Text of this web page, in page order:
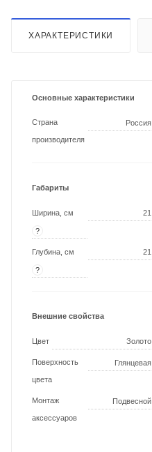
ХАРАКТЕРИСТИКИ
Основные характеристики
Страна
производителя
Россия
Габариты
Ширина, см
?
21
Глубина, см
?
21
Внешние свойства
Цвет Золото
Поверхность
цвета
Глянцевая
Монтаж
аксессуаров
Подвесной